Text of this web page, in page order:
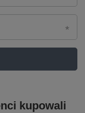
kupowali